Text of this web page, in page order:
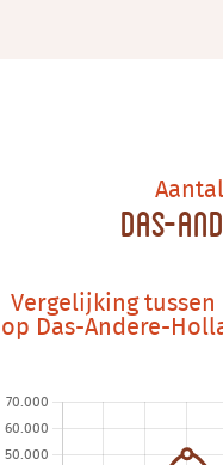
Das-
Vergelijking
op Das-Andere-